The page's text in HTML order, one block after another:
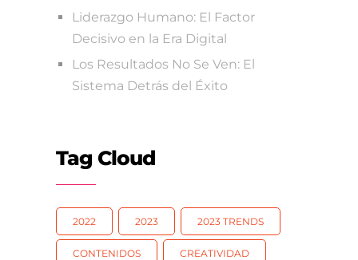
Liderazgo Humano: El Factor
Decisivo en la Era Digital
Los Resultados No Se Ven: El
Sistema Detrás del Éxito
Tag Cloud
2022 2023 2023 TRENDS
CONTENIDOS CREATIVIDAD